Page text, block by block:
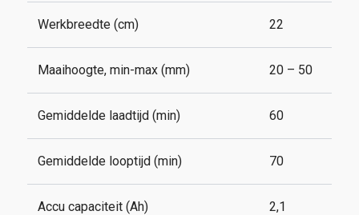
Werkbreedte (cm) 22
Maaihoogte, min-max (mm) 20 – 50
Gemiddelde laadtijd (min) 60
Gemiddelde looptijd (min) 70
Accu capaciteit (Ah) 2,1